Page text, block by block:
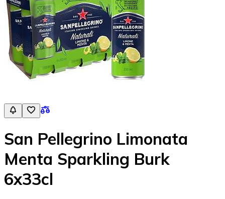
San Pellegrino Limonata
Menta Sparkling Burk
6x33cl